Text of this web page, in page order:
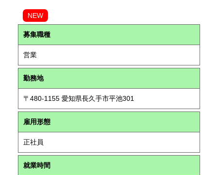
NEW
募集職種
営業
勤務地
〒480-1155 愛知県長久手市平池301
雇用形態
正社員
就業時間